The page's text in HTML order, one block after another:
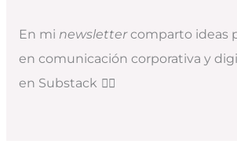
En mi newslettercomparto ideas
en comunicación corporativa y
en Substack 👇🏻